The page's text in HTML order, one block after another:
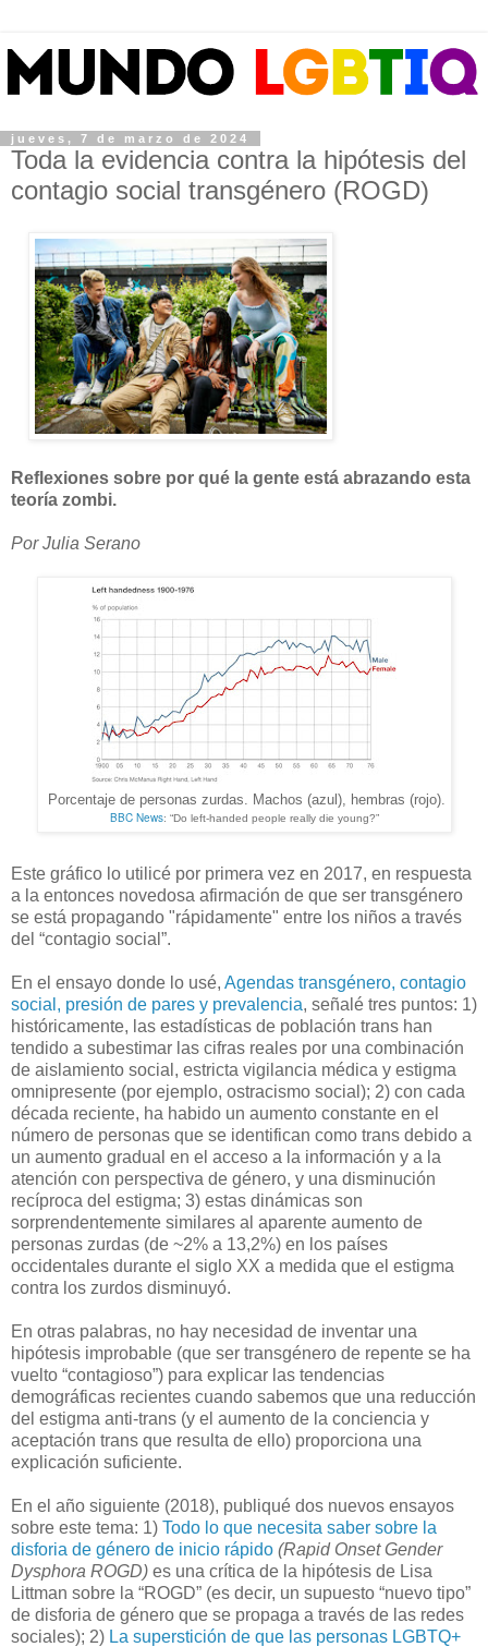
jueves, 7 de marzo de 2024
Toda la evidencia contra la hipótesis del
contagio social transgénero (ROGD)
Reflexiones sobre por qué la gente está abrazando esta
teoría zombi.
Por Julia Serano
Porcentaje de personas zurdas. Machos (azul), hembras (rojo).
BBC News: “Do left-handed people really die young?”
Este gráfico lo utilicé por primera vez en 2017, en respuesta
a la entonces novedosa afirmación de que ser transgénero
se está propagando "rápidamente" entre los niños a través
del “contagio social”.
En el ensayo donde lo usé, Agendas transgénero, contagio
social, presión de pares y prevalencia, señalé tres puntos: 1)
históricamente, las estadísticas de población trans han
tendido a subestimar las cifras reales por una combinación
de aislamiento social, estricta vigilancia médica y estigma
omnipresente (por ejemplo, ostracismo social); 2) con cada
década reciente, ha habido un aumento constante en el
número de personas que se identifican como trans debido a
un aumento gradual en el acceso a la información y a la
atención con perspectiva de género, y una disminución
recíproca del estigma; 3) estas dinámicas son
sorprendentemente similares al aparente aumento de
personas zurdas (de ~2% a 13,2%) en los países
occidentales durante el siglo XX a medida que el estigma
contra los zurdos disminuyó.
En otras palabras, no hay necesidad de inventar una
hipótesis improbable (que ser transgénero de repente se ha
vuelto “contagioso”) para explicar las tendencias
demográficas recientes cuando sabemos que una reducción
del estigma anti-trans (y el aumento de la conciencia y
aceptación trans que resulta de ello) proporciona una
explicación suficiente.
En el año siguiente (2018), publiqué dos nuevos ensayos
sobre este tema: 1) Todo lo que necesita saber sobre la
disforia de género de inicio rápido (Rapid Onset Gender
Dysphora ROGD) es una crítica de la hipótesis de Lisa
Littman sobre la “ROGD” (es decir, un supuesto “nuevo tipo”
de disforia de género que se propaga a través de las redes
sociales); 2) La superstición de que las personas LGBTQ+